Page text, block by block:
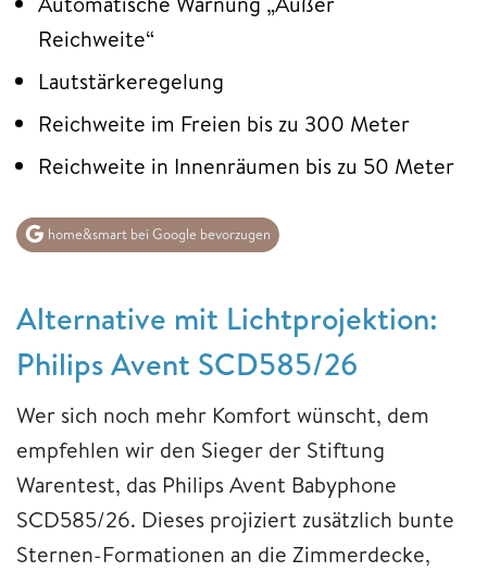
Reichweite“
Lautstärkeregelung
Reichweite im Freien bis zu 300 Meter
Reichweite in Innenräumen bis zu 50 Meter
home&smart bei Google bevorzugen
Alternative mit Lichtprojektion:
Philips Avent SCD585/26
Wer sich noch mehr Komfort wünscht, dem
empfehlen wir den Sieger der Stiftung
Warentest, das Philips Avent Babyphone
SCD585/26. Dieses projiziert zusätzlich bunte
Sternen-Formationen an die Zimmerdecke,